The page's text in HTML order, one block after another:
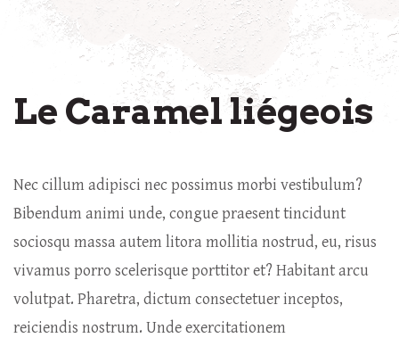
Le Caramel liégeois
Nec cillum adipisci nec possimus morbi vestibulum?
Bibendum animi unde, congue praesent tincidunt
sociosqu massa autem litora mollitia nostrud, eu, risus
vivamus porro scelerisque porttitor et? Habitant arcu
volutpat. Pharetra, dictum consectetuer inceptos,
reiciendis nostrum. Unde exercitationem